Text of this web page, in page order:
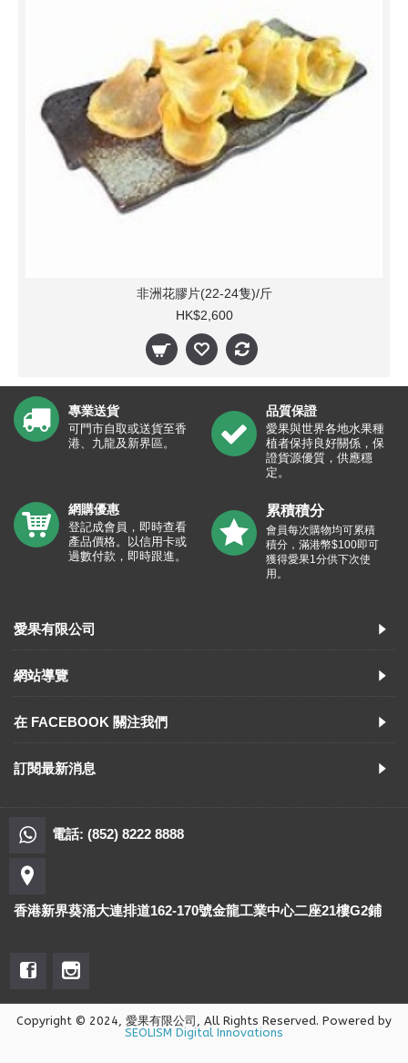
非洲花膠片(22-24隻)/斤
HK$2,600
專業送貨
可門市自取或送貨至香
港、九龍及新界區。
品質保證
愛果與世界各地水果種
植者保持良好關係，保
證貨源優質，供應穩
定。
網購優惠
登記成會員，即時查看
產品價格。以信用卡或
過數付款，即時跟進。
累積積分
會員每次購物均可累積
積分，滿港幣$100即可
獲得愛果1分供下次使
用。
愛果有限公司
網站導覽
在 FACEBOOK 關注我們
訂閱最新消息
電話: (852) 8222 8888
香港新界葵涌大連排道162-170號金龍工業中心二座21樓G2鋪
Copyright © 2024, 愛果有限公司, All Rights Reserved. Powered by
SEOLISM Digital Innovations